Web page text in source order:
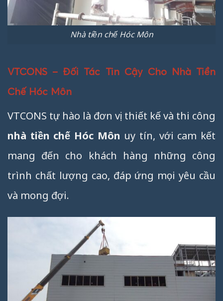
Nhà tiền chế Hóc Môn
VTCONS – Đối Tác Tin Cậy Cho Nhà Tiền
Chế Hóc Môn
VTCONS tự hào là đơn vị thiết kế và thi công
nhà tiền chế Hóc Môn uy tín, với cam kết
mang đến cho khách hàng những công
trình chất lượng cao, đáp ứng mọi yêu cầu
và mong đợi.